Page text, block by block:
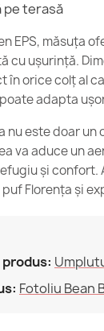
pe terasă
EPS, măsuța
ușurință.
orice colț al
adapta
este doar un
va aduce un
și
Florența și
Fotoliu Bean